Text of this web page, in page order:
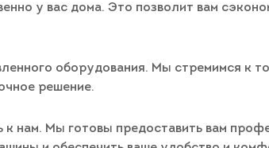
у вас дома. Это позволит вам
оборудования. Мы стремимся к
решение.
нам. Мы готовы предоставить вам